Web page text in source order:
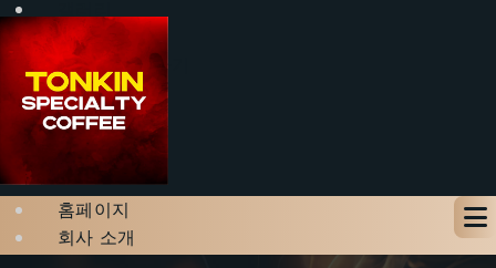
문의하기
테이블 예약하기
X
홈페이지
회사 소개